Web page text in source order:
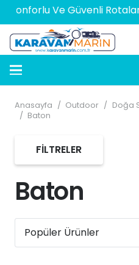
Ve Güvenli Rotalar
Anasayfa / Outdoor / Doğa
/ Baton
Baton
FILTRELER